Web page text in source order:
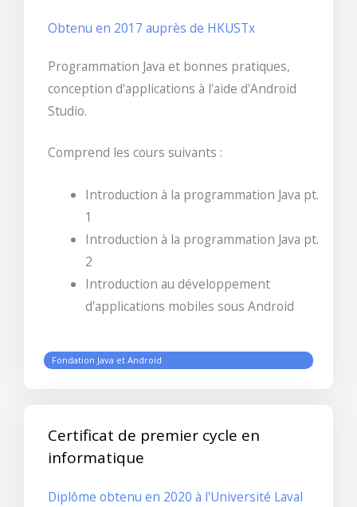
Obtenu en 2017 auprès de HKUSTx
Programmation Java et bonnes pratiques,
conception d'applications à l'aide d'Android
Studio.
Comprend les cours suivants :
Introduction à la programmation Java pt.
1
Introduction à la programmation Java pt.
2
Introduction au développement
d'applications mobiles sous Android
Fondation Java et Android
Certificat de premier cycle en
informatique
Diplôme obtenu en 2020 à l'Université Laval